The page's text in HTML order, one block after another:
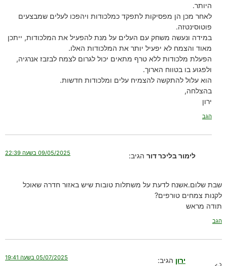
היותר.
לאחר מכן הן מפסיקות לתפקד כמלכודות ויהפכו לעלים שמבצעים
פוטוסינטזה.
במידה ונעשה משחק עם העלים על מנת להפעיל את המלכודות, ייתכן
מאוד והצמח לא יפעיל יותר את המלכודות האלו.
הפעלת מלכודות ללא טרף מתאים יכול לגרום לצמח לבזבז אנרגיה,
ולפגוע בו בטווח הארוך.
הוא עלול להתקשה להצמיח עלים ומלכודות חדשות.
בהצלחה,
ירון
הגב
לימור בליכר דור הגיב: 09/05/2025 בשעה 22:39
שבת שלום.אשנח לדעת על משתלות טובות שיש באזור חדרה שאוכל
לקנות צמחים טורפים?
תודה מראש
הגב
ירון הגיב: 05/07/2025 בשעה 19:41